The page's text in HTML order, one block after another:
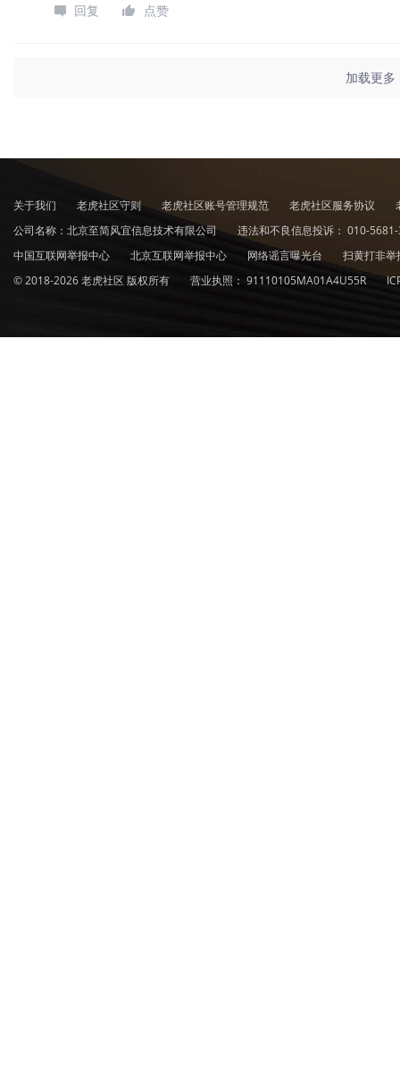
回复
点赞
加载更多
关于我们 老虎社区守则 老虎社区账号管理规范 老虎社区服务协议
公司名称：北京至简风宜信息技术有限公司
违法和不良信息投诉： 010-
中国互联网举报中心
北京互联网举报中心 网络谣言曝光台
扫黄打非
© 2018-2026 老虎社区 版权所有
营业执照： 91110105MA01A4U55R